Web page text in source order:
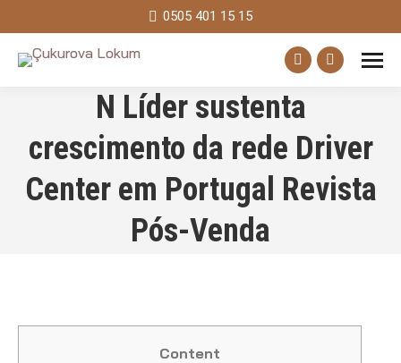
0505 401 15 15
Facebook
page
in
new
Instagram
in
new
N Líder sustenta
crescimento da rede Driver
Center em Portugal Revista
Pós-Venda
Content